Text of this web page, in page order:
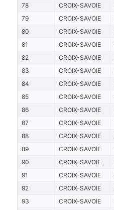
78
CROIX-SAVOIE
79
CROIX-SAVOIE
80
CROIX-SAVOIE
81
CROIX-SAVOIE
82
CROIX-SAVOIE
83
CROIX-SAVOIE
84
CROIX-SAVOIE
85
CROIX-SAVOIE
86
CROIX-SAVOIE
87
CROIX-SAVOIE
88
CROIX-SAVOIE
89
CROIX-SAVOIE
90
CROIX-SAVOIE
91
CROIX-SAVOIE
92
CROIX-SAVOIE
93
CROIX-SAVOIE